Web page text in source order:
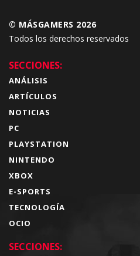
© MÁSGAMERS 2026
Todos los derechos reservados
SECCIONES:
ANÁLISIS
ARTÍCULOS
NOTICIAS
PC
PLAYSTATION
NINTENDO
XBOX
E-SPORTS
TECNOLOGÍA
OCIO
SECCIONES: